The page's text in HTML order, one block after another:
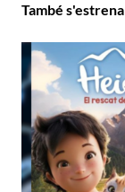
També s'estrena